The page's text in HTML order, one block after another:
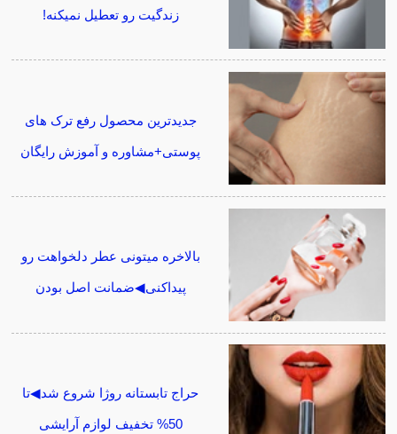
زندگیت رو تعطیل نمیکنه!
جدیدترین محصول رفع ترک های
پوستی+مشاوره و آموزش رایگان
بالاخره میتونی عطر دلخواهت رو
پیداکنی◀ضمانت اصل بودن
حراج تابستانه روژا شروع شد◀تا
50% تخفیف لوازم آرایشی